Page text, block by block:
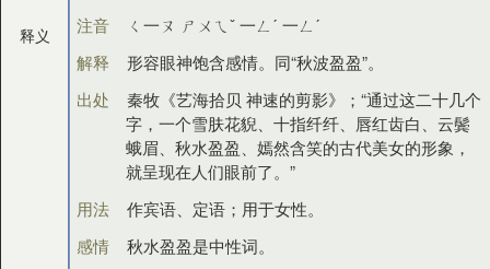
释义
注音
ㄑ一ㄡ ㄕㄨㄟˇ 一ㄥˊ 一ㄥˊ
解释
形容眼神饱含感情。同“秋波盈盈”。
出处
秦牧《艺海拾贝 神速的剪影》；“通过这二十几个
字，一个雪肤花貎、十指纤纤、唇红齿白、云鬓
蛾眉、秋水盈盈、嫣然含笑的古代美女的形象，
就呈现在人们眼前了。”
用法
作宾语、定语；用于女性。
感情
秋水盈盈是中性词。